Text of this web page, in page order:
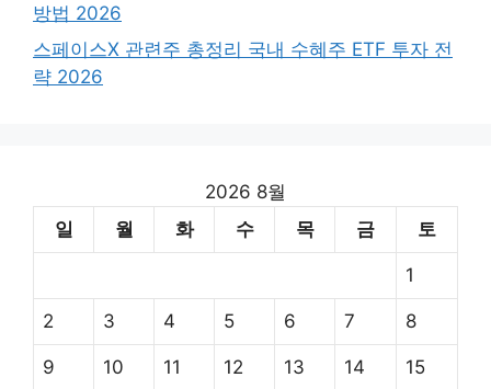
방법 2026
스페이스X 관련주 총정리 국내 수혜주 ETF 투자 전
략 2026
2026 8월
일
월 화 수 목 금 토
1
2 3 4 5 6 7 8
9 10 11 12 13 14 15